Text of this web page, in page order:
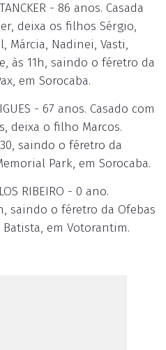
- 86 anos. Casada
deixa os filhos Sérgio,
Márcia, Nadinei, Vasti,
às 11h, saindo o féretro da
em Sorocaba.
- 67 anos. Casado com
deixa o filho Marcos.
saindo o féretro da
Park, em Sorocaba.
RIBEIRO - 0 ano.
saindo o féretro da Ofebas
em Votorantim.